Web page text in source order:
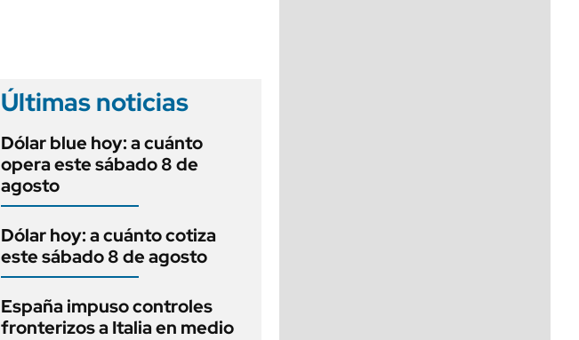
Últimas noticias
Dólar blue hoy: a cuánto
opera este sábado 8 de
agosto
Dólar hoy: a cuánto cotiza
este sábado 8 de agosto
España impuso controles
fronterizos a Italia en medio